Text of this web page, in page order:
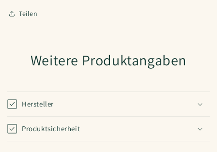
Teilen
Weitere Produktangaben
Hersteller
Produktsicherheit